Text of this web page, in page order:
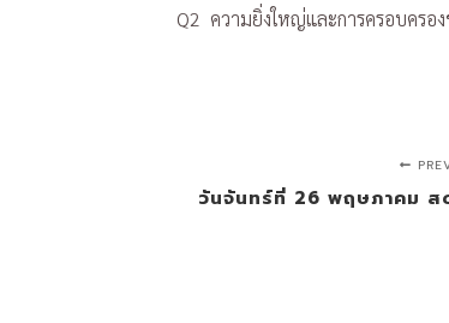
Q2 ความยิ่งใหญ่และการครอบครอ
วันจันทร์ที่ 26 พฤษภาคม ส